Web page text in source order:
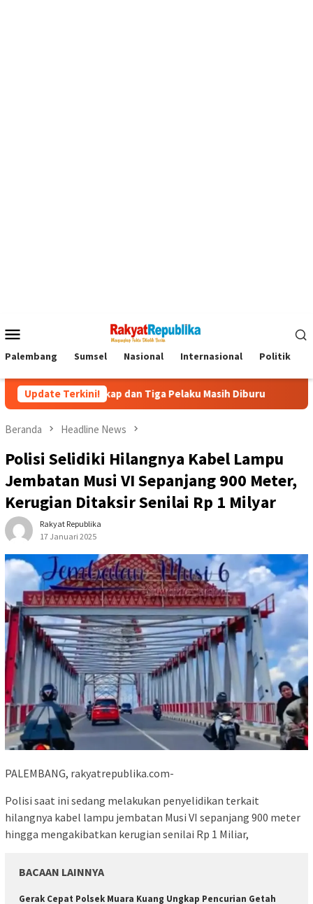
Mobile
Palembang Sumsel Nasional Internasional Politik
Update Terkini!
dan Tiga Pelaku Masih Diburu Kapolda Sumsel
Beranda Headline News
Polisi Selidiki Hilangnya Kabel Lampu
Jembatan Musi VI Sepanjang 900 Meter,
Kerugian Ditaksir Senilai Rp 1 Milyar
Rakyat Republika
17 Januari 2025
PALEMBANG, rakyatrepublika.com-
Polisi saat ini sedang melakukan penyelidikan terkait
hilangnya kabel lampu jembatan Musi VI sepanjang 900 meter
hingga mengakibatkan kerugian senilai Rp 1 Miliar,
BACAAN LAINNYA
Gerak Cepat Polsek Muara Kuang Ungkap Pencurian Getah